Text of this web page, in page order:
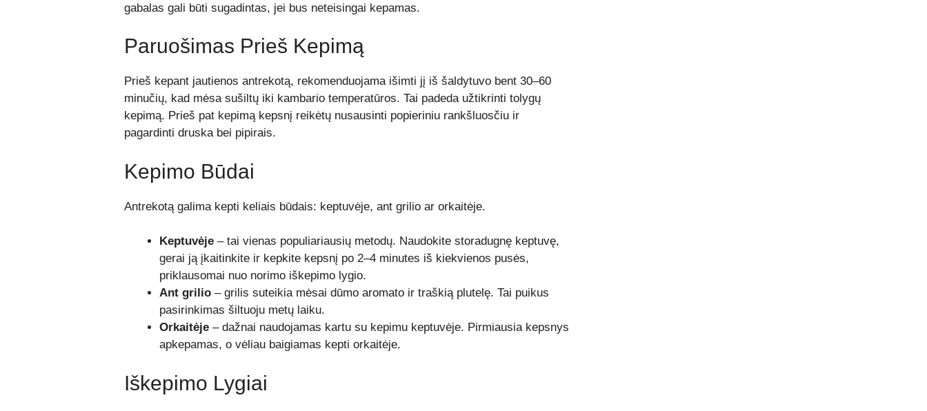
gabalas gali būti sugadintas, jei bus neteisingai kepamas.
Paruošimas Prieš Kepimą
Prieš kepant jautienos antrekotą, rekomenduojama išimti jį iš šaldytuvo bent 30–60
minučių, kad mėsa sušiltų iki kambario temperatūros. Tai padeda užtikrinti tolygų
kepimą. Prieš pat kepimą kepsnį reikėtų nusausinti popieriniu rankšluosčiu ir
pagardinti druska bei pipirais.
Kepimo Būdai
Antrekotą galima kepti keliais būdais: keptuvėje, ant grilio ar orkaitėje.
Keptuvėje– tai vienas populiariausių metodų. Naudokite storadugnę keptuvę,
gerai ją įkaitinkite ir kepkite kepsnį po 2–4 minutes iš kiekvienos pusės,
priklausomai nuo norimo iškepimo lygio.
Ant grilio– grilis suteikia mėsai dūmo aromato ir traškią plutelę. Tai puikus
pasirinkimas šiltuoju metų laiku.
Orkaitėje– dažnai naudojamas kartu su kepimu keptuvėje. Pirmiausia kepsnys
apkepamas, o vėliau baigiamas kepti orkaitėje.
Iškepimo Lygiai